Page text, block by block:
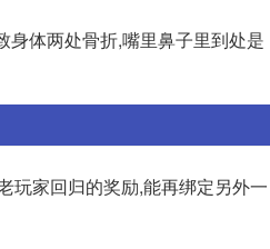
身体两处骨折,嘴里鼻子里到处是
玩家回归的奖励,能再绑定另外一